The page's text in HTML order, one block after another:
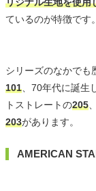
リジナル生地を使用
ているのが特徴です。
シリーズのなかでも
101、70年代に誕生
トストレートの205
203があります。
AMERICAN